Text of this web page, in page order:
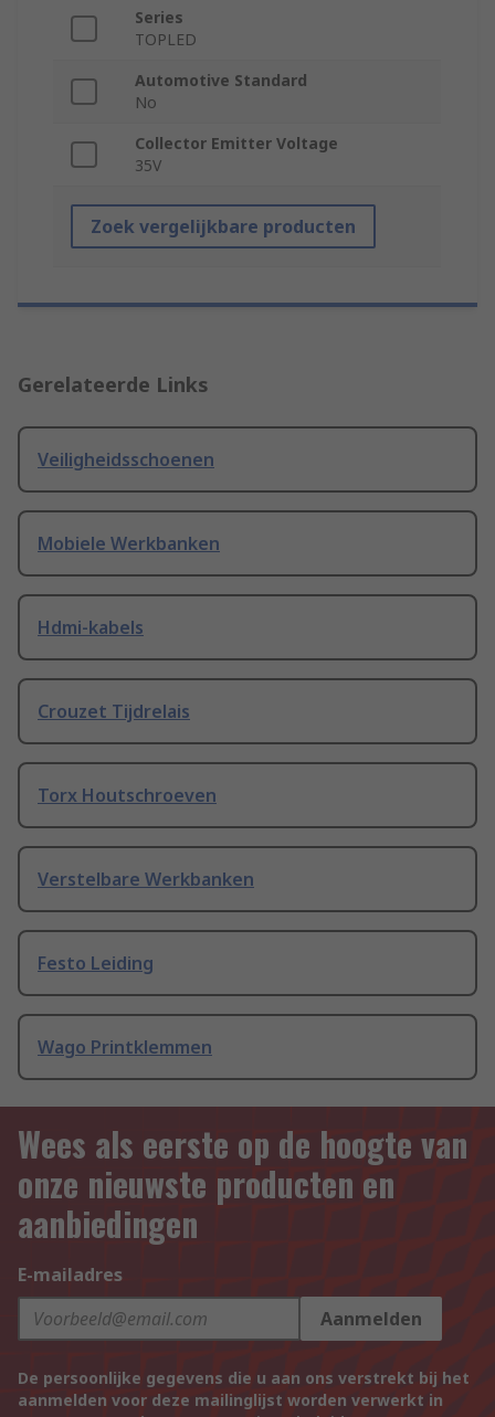
Series
TOPLED
Automotive Standard
No
Collector Emitter Voltage
35V
Zoek vergelijkbare producten
Gerelateerde Links
Veiligheidsschoenen
Mobiele Werkbanken
Hdmi-kabels
Crouzet Tijdrelais
Torx Houtschroeven
Verstelbare Werkbanken
Festo Leiding
Wago Printklemmen
Wees als eerste op de hoogte van
onze nieuwste producten en
aanbiedingen
E-mailadres
Aanmelden
De persoonlijke gegevens die u aan ons verstrekt bij het
aanmelden voor deze mailinglijst worden verwerkt in